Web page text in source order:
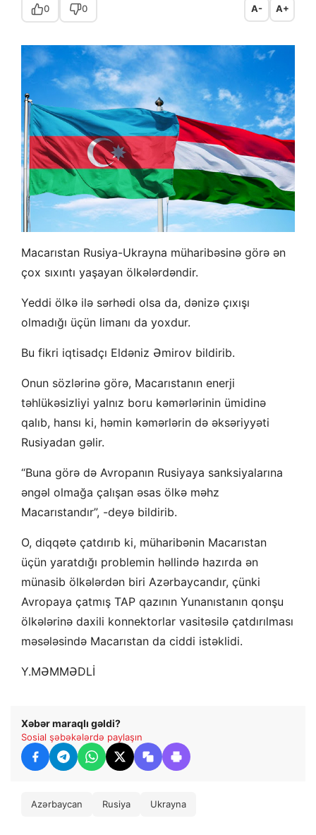
0 0 A- A+
Macarıstan Rusiya-Ukrayna müharibəsinə görə ən
çox sıxıntı yaşayan ölkələrdəndir.
Yeddi ölkə ilə sərhədi olsa da, dənizə çıxışı
olmadığı üçün limanı da yoxdur.
Bu fikri iqtisadçı Eldəniz Əmirov bildirib.
Onun sözlərinə görə, Macarıstanın enerji
təhlükəsizliyi yalnız boru kəmərlərinin ümidinə
qalıb, hansı ki, həmin kəmərlərin də əksəriyyəti
Rusiyadan gəlir.
“Buna görə də Avropanın Rusiyaya sanksiyalarına
əngəl olmağa çalışan əsas ölkə məhz
Macarıstandır”, -deyə bildirib.
O, diqqətə çatdırıb ki, müharibənin Macarıstan
üçün yaratdığı problemin həllində hazırda ən
münasib ölkələrdən biri Azərbaycandır, çünki
Avropaya çatmış TAP qazının Yunanıstanın qonşu
ölkələrinə daxili konnektorlar vasitəsilə çatdırılması
məsələsində Macarıstan da ciddi istəklidi.
Y.MƏMMƏDLİ
Xəbər maraqlı gəldi?
Sosial şəbəkələrdə paylaşın
Azərbaycan Rusiya Ukrayna